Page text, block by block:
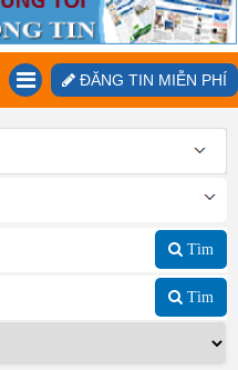
ĐĂNG TIN MIỄN PHÍ
Tìm
Tìm